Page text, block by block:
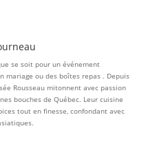
se soit pour un événement
mariage ou des boîtes repas . Depuis
Rousseau mitonnent avec passion
bouches de Québec. Leur cuisine
tout en finesse, confondant avec